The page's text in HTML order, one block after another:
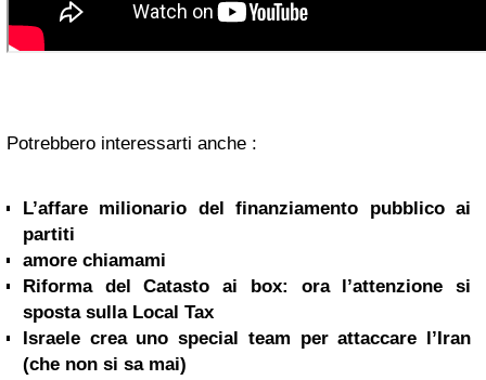
Potrebbero interessarti anche :
L’affare milionario del finanziamento pubblico ai
partiti
amore chiamami
Riforma del Catasto ai box: ora l’attenzione si
sposta sulla Local Tax
Israele crea uno special team per attaccare l’Iran
(che non si sa mai)